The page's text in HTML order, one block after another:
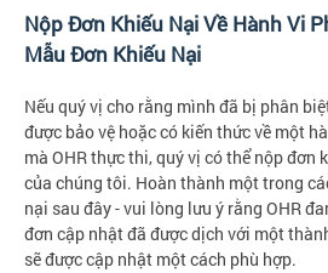
Nộp Đơn Khiếu Nại Về Hành Vi
Mẫu Đơn Khiếu Nại
Nếu quý vị cho rằng mình đã bị phân
được bảo vệ hoặc có kiến thức về một
mà OHR thực thi, quý vị có thể nộp đơn
của chúng tôi. Hoàn thành một trong
nại sau đây - vui lòng lưu ý rằng OHR
đơn cập nhật đã được dịch với một
sẽ được cập nhật một cách phù hợp.